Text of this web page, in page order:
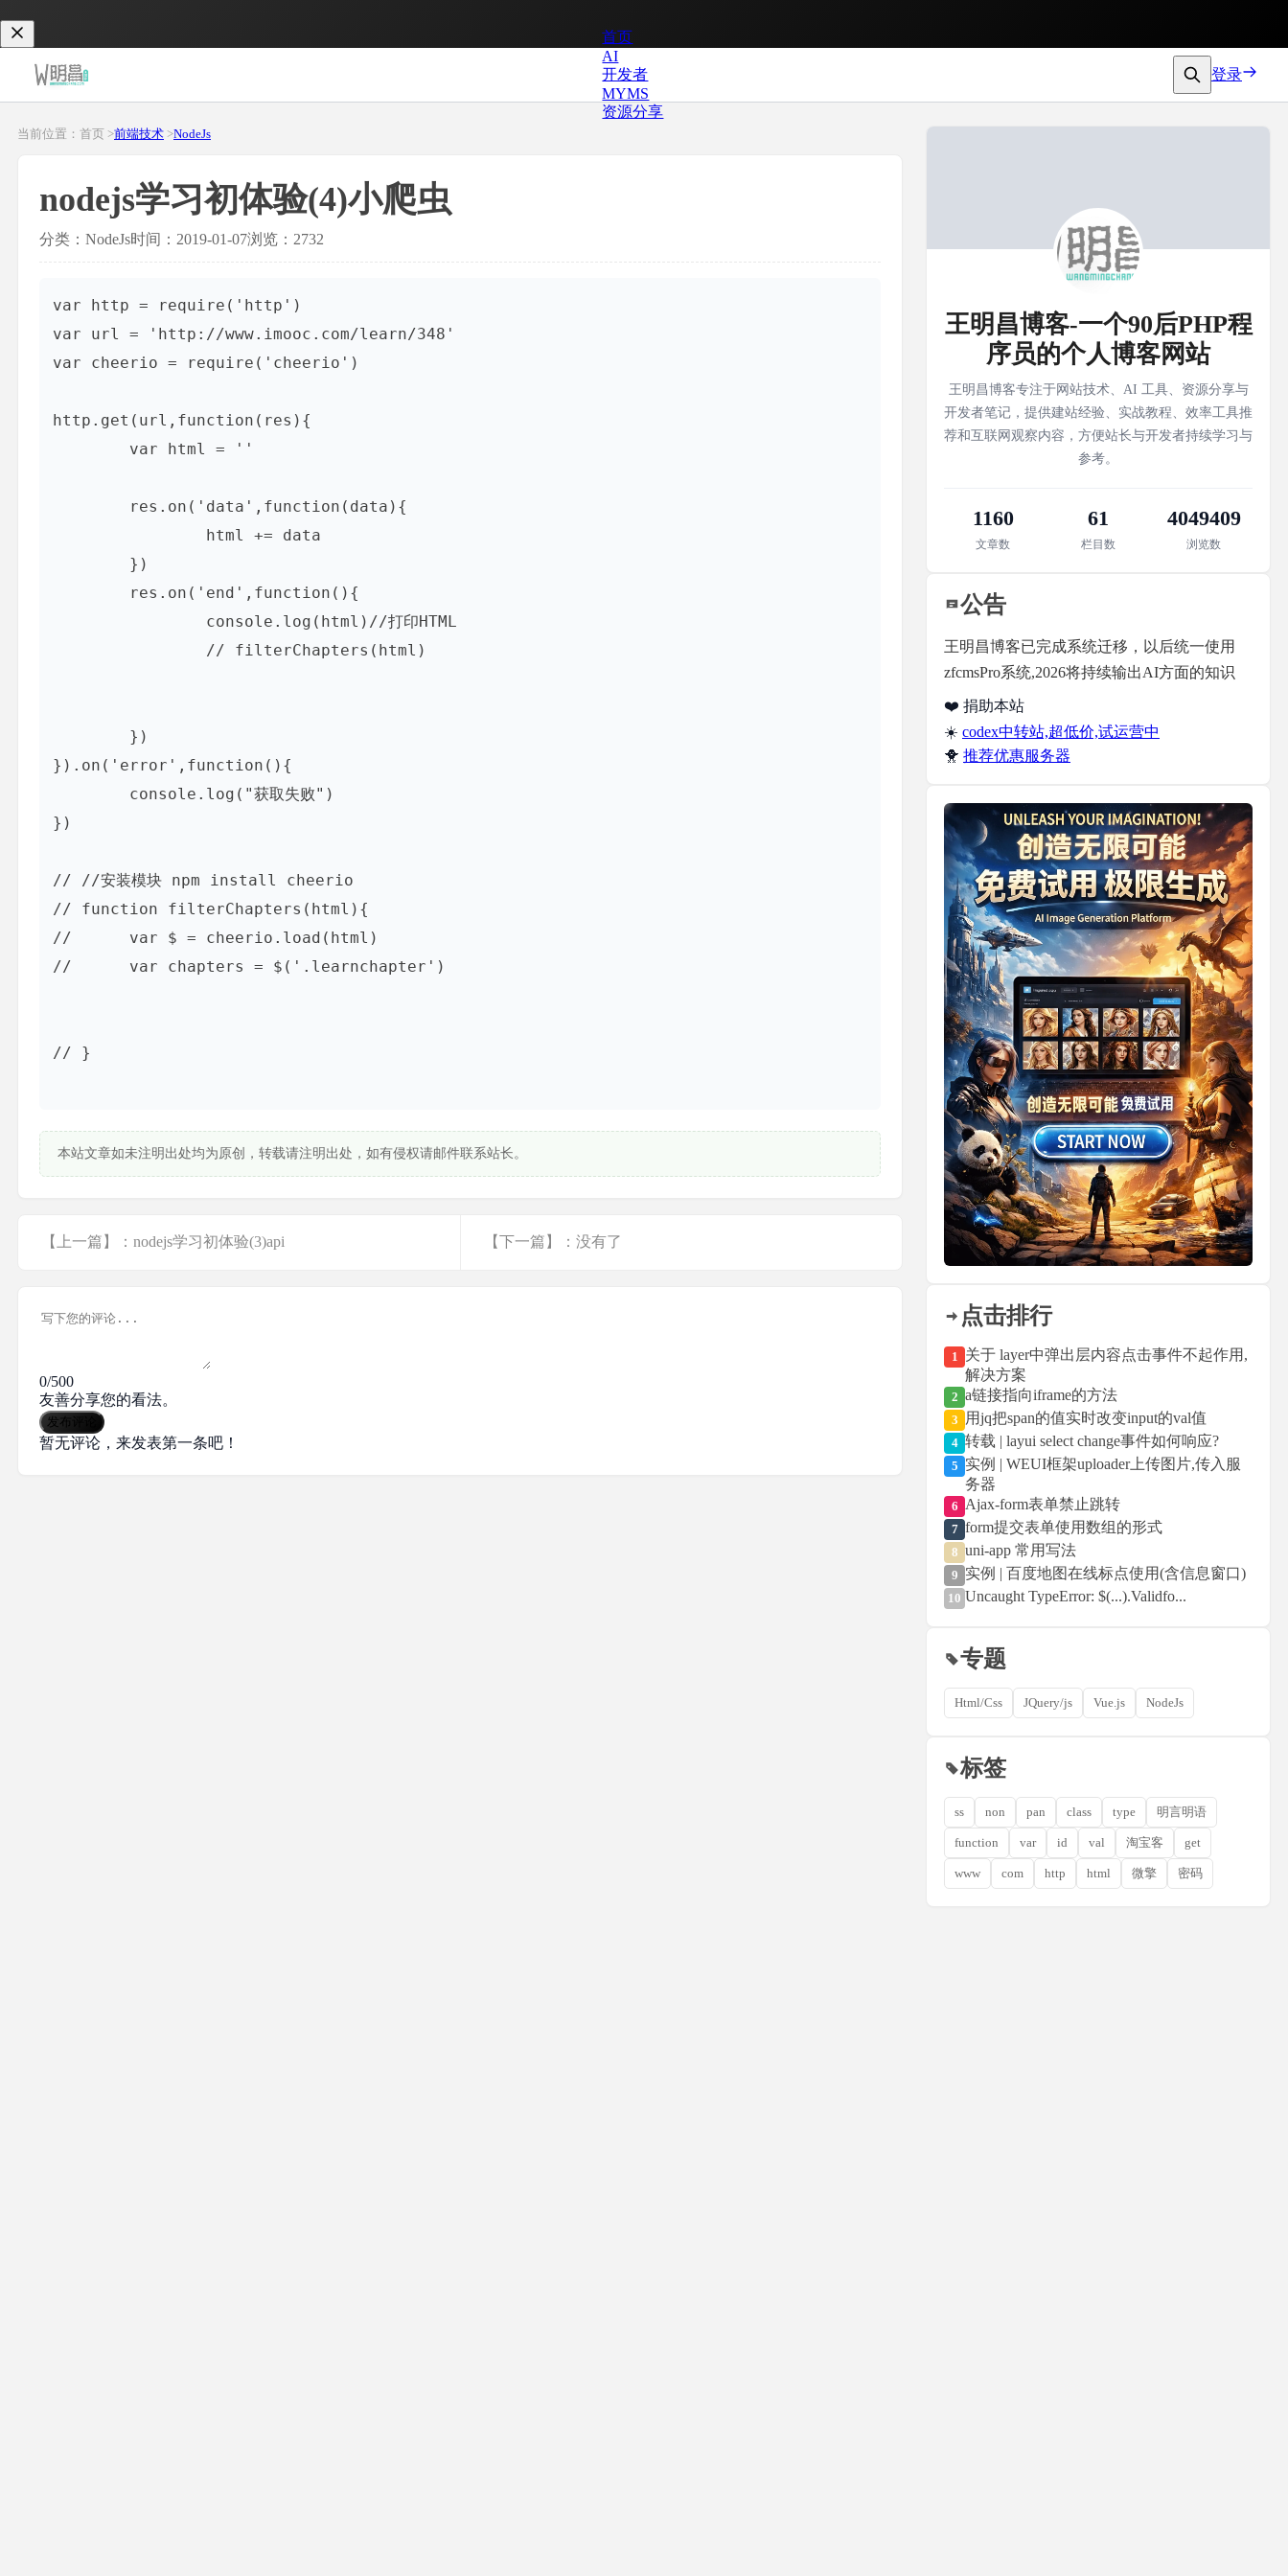
首页
AI
开发者
MYMS
资源分享
登录
当前位置：首页 >前端技术 >NodeJs
nodejs学习初体验(4)小爬虫
分类：NodeJs时间：2019-01-07浏览：2732
var http = require('http')
var url = 'http://www.imooc.com/learn/348'
var cheerio = require('cheerio')
http.get(url,function(res){
}).on('error',function(){
})
// //安装模块 npm install cheerio
// function filterChapters(html){
// 	var $ = cheerio.load(html)
// 	var chapters = $('.learnchapter')
// }
本站文章如未注明出处均为原创，转载请注明出处，如有侵权请邮件联系站长。
【上一篇】：nodejs学习初体验(3)api 【下一篇】：没有了
0/500
友善分享您的看法。
发布评论
暂无评论，来发表第一条吧！
王明昌博客-一个90后PHP程
序员的个人博客网站
王明昌博客专注于网站技术、AI 工具、资源分享与
开发者笔记，提供建站经验、实战教程、效率工具推
荐和互联网观察内容，方便站长与开发者持续学习与
参考。
1160
文章数
61
栏目数
4049409
浏览数
公告
王明昌博客已完成系统迁移，以后统一使用
zfcmsPro系统,2026将持续输出AI方面的知识
❤️ 捐助本站
☀️ codex中转站,超低价,试运营中
🐥 推荐优惠服务器
点击排行
1 关于 layer中弹出层内容点击事件不起作用,
解决方案
2 a链接指向iframe的方法
3 用jq把span的值实时改变input的val值
4 转载 | layui select change事件如何响应?
5 实例 | WEUI框架uploader上传图片,传入服
务器
6 Ajax-form表单禁止跳转
7 form提交表单使用数组的形式
8 uni-app 常用写法
9 实例 | 百度地图在线标点使用(含信息窗口)
10 Uncaught TypeError: $(...).Validfo...
专题
Html/Css JQuery/js Vue.js NodeJs
标签
ss non pan class type 明言明语
function var id val 淘宝客 get
www com http html 微擎 密码